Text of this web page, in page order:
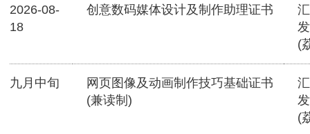
2026-08-
18
创意数码媒体设计及制作助理证书
(
九月中旬
网页图像及动画制作技巧基础证书
(兼读制)
(